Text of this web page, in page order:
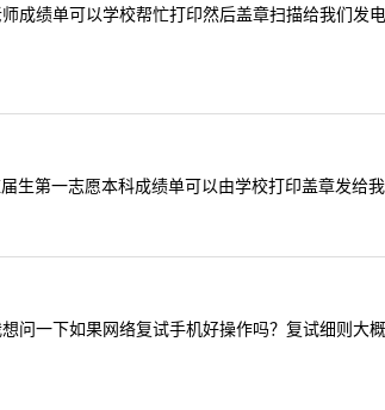
绩单可以学校帮忙打印然后盖章扫描给我们发
第一志愿本科成绩单可以由学校打印盖章发给
一下如果网络复试手机好操作吗？复试细则大